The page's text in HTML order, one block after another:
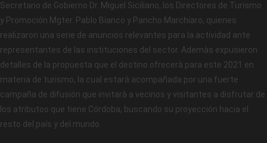
Secretario de Gobierno Dr. Miguel Siciliano, los Directores de Turismo
y Promoción Mgter. Pablo Bianco y Pancho Marchiaro, quienes
realizaron una serie de anuncios relevantes para la actividad ante
representantes de las instituciones del sector. Ademàs expusieron
detalles de la propuesta que el destino ofrecerà para este 2021 en
materia de turismo, la cual estará acompañada por una fuerte
campaña de difusión que invitarà a vecinos y visitantes a disfrutar de
los atributos que tiene Córdoba, buscando su proyección hacia el
resto del país y del mundo.